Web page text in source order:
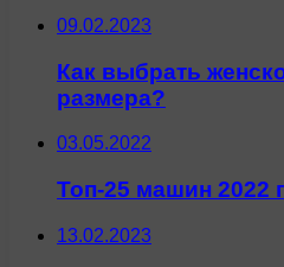
09.02.2023
Как выбрать
размера?
03.05.2022
Топ-25 машин 2022
13.02.2023